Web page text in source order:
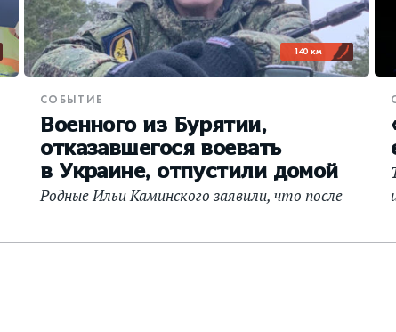
140 км
СОБЫТИЕ
Военного из Бурятии,
отказавшегося воевать
в Украине, отпустили домой
Родные Ильи Каминского заявили, что после
контракт